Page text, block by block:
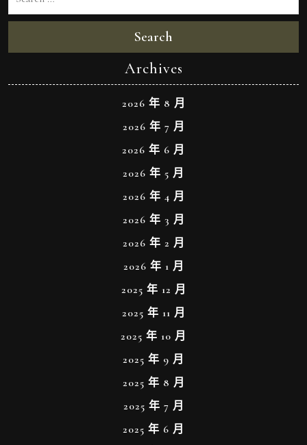
Search
Archives
2026 年 8 月
2026 年 7 月
2026 年 6 月
2026 年 5 月
2026 年 4 月
2026 年 3 月
2026 年 2 月
2026 年 1 月
2025 年 12 月
2025 年 11 月
2025 年 10 月
2025 年 9 月
2025 年 8 月
2025 年 7 月
2025 年 6 月